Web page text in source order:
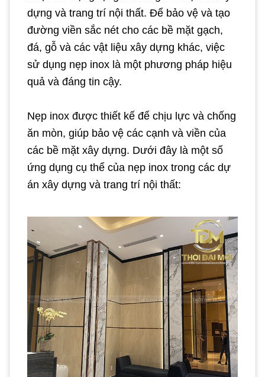
dựng và trang trí nội thất. Để bảo vệ và tạo
đường viền sắc nét cho các bề mặt gạch,
đá, gỗ và các vật liệu xây dựng khác, việc
sử dụng nẹp inox là một phương pháp hiệu
quả và đáng tin cậy.
Nẹp inox được thiết kế để chịu lực và chống
ăn mòn, giúp bảo vệ các cạnh và viền của
các bề mặt xây dựng. Dưới đây là một số
ứng dụng cụ thể của nẹp inox trong các dự
án xây dựng và trang trí nội thất: